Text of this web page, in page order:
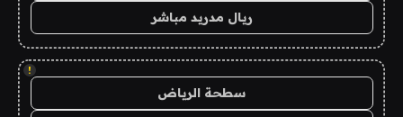
ريال مدريد مباشر
!
سطحة الرياض